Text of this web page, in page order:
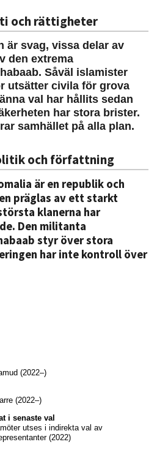
och rättigheter
är svag, vissa delar av
den extrema
Såväl islamister
utsätter civila för grova
val har hållits sedan
har stora brister.
samhället på alla plan.
och författning
är en republik och
präglas av ett starkt
klanerna har
Den militanta
styr över stora
har inte kontroll över
(2022–)
(2022–)
i senaste val
utses i indirekta val av
(2022)